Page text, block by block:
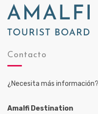
Contacto
¿Necesita más
Amalfi Destination